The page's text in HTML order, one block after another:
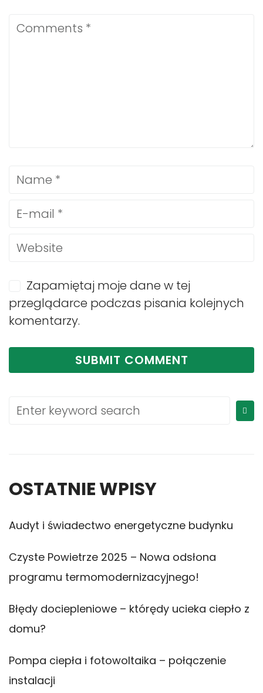
Zapamiętaj moje dane w tej
przeglądarce podczas pisania kolejnych
komentarzy.
OSTATNIE WPISY
Audyt i świadectwo energetyczne budynku
Czyste Powietrze 2025 – Nowa odsłona
programu termomodernizacyjnego!
Błędy dociepleniowe – którędy ucieka ciepło z
domu?
Pompa ciepła i fotowoltaika – połączenie
instalacji